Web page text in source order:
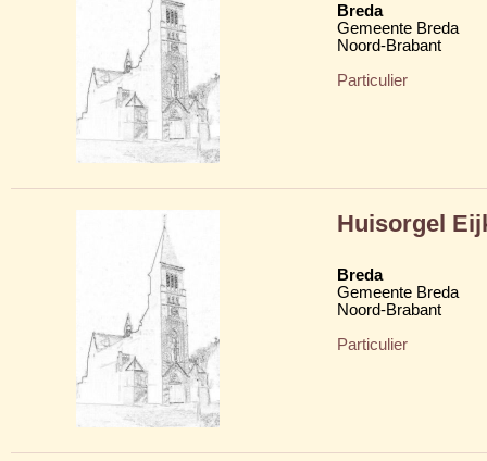
Breda
Gemeente Breda
Noord-Brabant
Particulier
Huisorgel
Breda
Gemeente Breda
Noord-Brabant
Particulier